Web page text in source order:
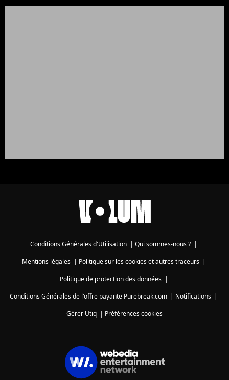
Conditions Générales d'Utilisation | Qui sommes-nous ? |
Mentions légales| Politique sur les cookies et autres traceurs|
Politique de protection des données|
Conditions Générales de l'offre payante Purebreak.com | Notifications |
Gérer Utiq | Préférences cookies